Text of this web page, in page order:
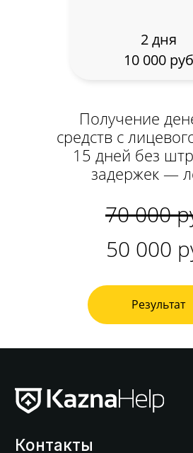
2 дня
10 000 руб
70 000
Получение
средств с
15 дней без
задержек —
50 000
Результат
Казначейское сопровождение субсидий